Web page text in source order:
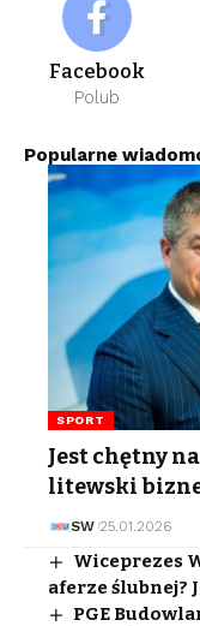
Facebook
Polub
Popularne
SPORT
Jest chętny
litewski
SW 25.01.2026
Wiceprezes
aferze ślubnej?
PGE